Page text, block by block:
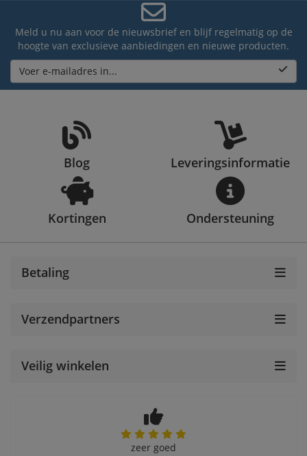
Meld u nu aan voor de nieuwsbrief en blijf regelmatig op de
hoogte van exclusieve aanbiedingen en nieuwe producten.
Voer e-mailadres in...
Blog Leveringsinformatie
Kortingen Ondersteuning
Betaling
Verzendpartners
Veilig winkelen
zeer goed